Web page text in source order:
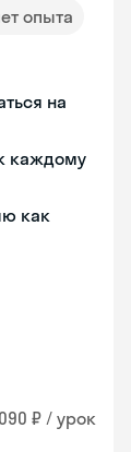
опыта
на
каждому
как
₽ / урок